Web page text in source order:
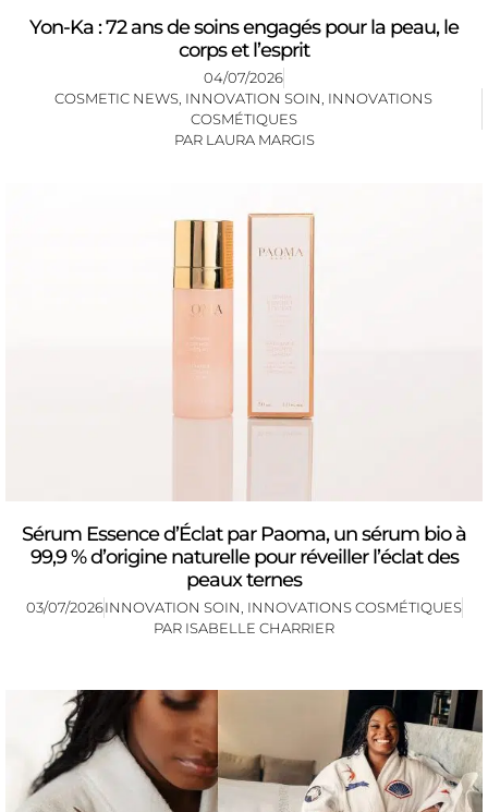
Yon-Ka : 72 ans de soins engagés pour la peau, le
corps et l’esprit
04/07/2026
COSMETIC NEWS, INNOVATION SOIN, INNOVATIONS
COSMÉTIQUES
PAR LAURA MARGIS
Sérum Essence d’Éclat par Paoma, un sérum bio à
99,9 % d’origine naturelle pour réveiller l’éclat des
peaux ternes
03/07/2026INNOVATION SOIN, INNOVATIONS COSMÉTIQUES
PAR ISABELLE CHARRIER